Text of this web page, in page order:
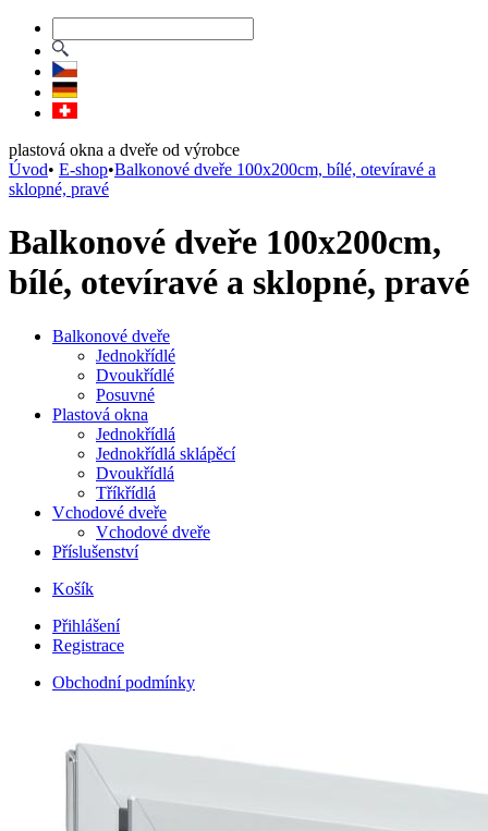
plastová okna a dveře od výrobce
Úvod• E-shop•Balkonové dveře 100x200cm, bílé, otevíravé a
sklopné, pravé
Balkonové dveře 100x200cm,
bílé, otevíravé a sklopné, pravé
Balkonové dveře
Jednokřídlé
Dvoukřídlé
Posuvné
Plastová okna
Jednokřídlá
Jednokřídlá sklápěcí
Dvoukřídlá
Tříkřídlá
Vchodové dveře
Vchodové dveře
Příslušenství
Košík
Přihlášení
Registrace
Obchodní podmínky